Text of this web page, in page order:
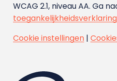
WCAG 2.1, niveau AA. Ga
toegankelijkheidsverklaring
Cookie instellingen|